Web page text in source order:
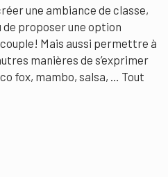
une ambiance de classe,
de proposer une option
Mais aussi permettre à
manières de s’exprimer
fox, mambo, salsa, … Tout